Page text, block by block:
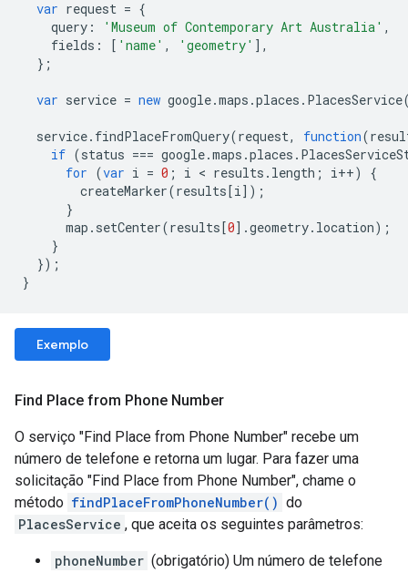
var request = {
query : 'Museum of Contemporary Art Australia' ,
fields : [ 'name' , 'geometry' ],
};
var service = new google.maps .places . PlacesService
service. findPlaceFromQuery(request, function(
if (status === google.maps .places .
for (var i = 0 ; i < results . length ; i++)
{
createMarker(results[i]);
}
map . setCenter(results[0].geometry. location);
}
});
}
Exemplo
Find Place from Phone Number
O serviço "Find Place from Phone Number" recebe um
número de telefone e retorna um lugar. Para fazer uma
solicitação "Find Place from Phone Number", chame o
método findPlaceFromPhoneNumber() do
PlacesService , que aceita os seguintes parâmetros:
phoneNumber (obrigatório) Um número de telefone